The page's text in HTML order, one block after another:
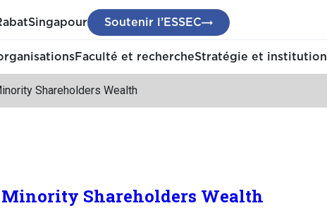
Singapour Soutenir l’ESSEC
Faculté et rechercheStratégie et institution
Shareholders Wealth
Shareholders Wealth